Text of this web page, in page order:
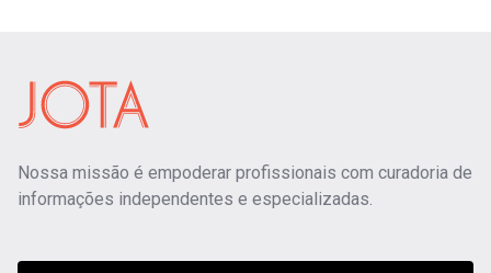
Nossa missão é empoderar profissionais com curadoria de
informações independentes e especializadas.